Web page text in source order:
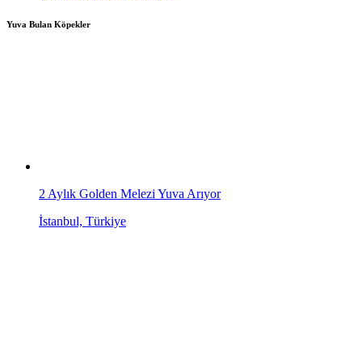
Yuva Bulan Köpekler
2 Aylık Golden Melezi Yuva Arıyor
İstanbul, Türkiye